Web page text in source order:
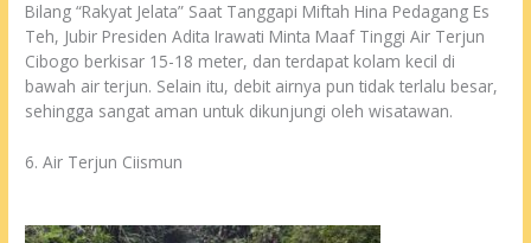
Bilang “Rakyat Jelata” Saat Tanggapi Miftah Hina Pedagang Es
Teh, Jubir Presiden Adita Irawati Minta Maaf Tinggi Air Terjun
Cibogo berkisar 15-18 meter, dan terdapat kolam kecil di
bawah air terjun. Selain itu, debit airnya pun tidak terlalu besar,
sehingga sangat aman untuk dikunjungi oleh wisatawan.
6. Air Terjun Ciismun